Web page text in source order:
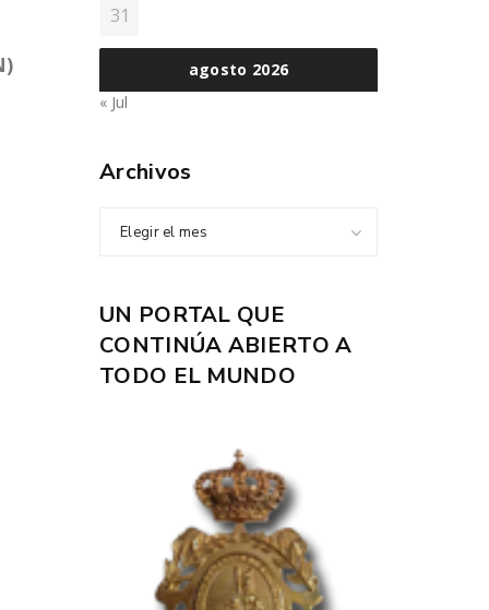
agosto 2026
31
« Jul
Archivos
Elegir el mes
UN PORTAL QUE
CONTINÚA ABIERTO A
TODO EL MUNDO